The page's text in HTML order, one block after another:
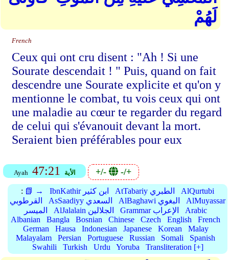
لَهُمْ
French
Ceux qui ont cru disent : "Ah ! Si une
Sourate descendait ! " Puis, quand on fait
descendre une Sourate explicite et qu'on y
mentionne le combat, tu vois ceux qui ont
une maladie au cœur te regarder du regard
de celui qui s'évanouit devant la mort.
Seraient bien préférables pour eux
Ayah 47:21 الأية +/- -/+
: 📗 → IbnKathir ابن كثير AtTabariy الطبري
AlQurtubi
القرطوبي
AsSaadiyy السعدي AlBaghawi البغوي
AlMuyassar
الميسر
AlJalalain الجلالين Grammar الإعراب
Arabic
Albanian
Bangla Bosnian Chinese Czech English
French
German
Hausa Indonesian Japanese Korean
Malay
Malayalam
Persian Portuguese Russian Somali
Spanish
Swahili
Turkish Urdu Yoruba Transliteration [+]